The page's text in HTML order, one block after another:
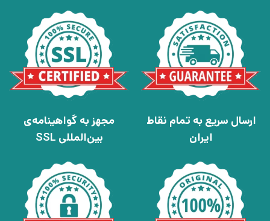
ارسال سریع به تمام نقاط
ایران
مجهز به گواهینامه‌ی
بین‌المللی SSL